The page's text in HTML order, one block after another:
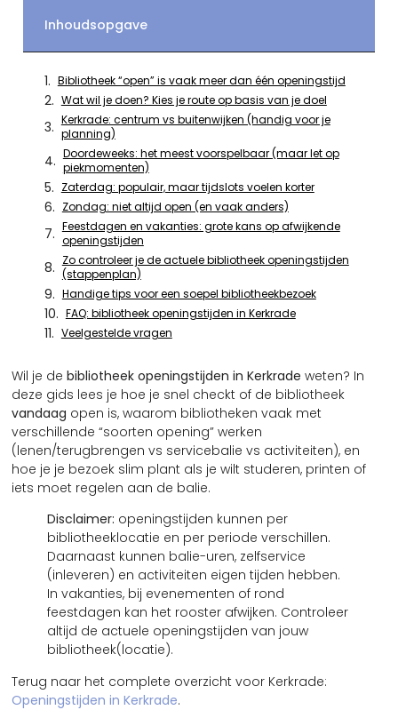
Wil je debibliotheek openingstijden in Kerkrade weten? In
deze gids lees je hoe je snel checkt of de bibliotheek
vandaag open is, waarom bibliotheken vaak met
verschillende “soorten opening” werken
(lenen/terugbrengen vs servicebalie vs activiteiten), en
hoe je je bezoek slim plant als je wilt studeren, printen of
iets moet regelen aan de balie.
Disclaimer: openingstijden kunnen per
bibliotheeklocatie en per periode verschillen.
Daarnaast kunnen balie-uren, zelfservice
(inleveren) en activiteiten eigen tijden hebben.
In vakanties, bij evenementen of rond
feestdagen kan het rooster afwijken. Controleer
altijd de actuele openingstijden van jouw
bibliotheek(locatie).
Terug naar het complete overzicht voor Kerkrade:
Openingstijden in Kerkrade.
Inhoudsopgave
Bibliotheek “open” is vaak meer dan één openingstijd
Wat wil je doen? Kies je route op basis van je doel
Kerkrade: centrum vs buitenwijken (handig voor je
planning)
Doordeweeks: het meest voorspelbaar (maar let op
piekmomenten)
Zaterdag: populair, maar tijdslots voelen korter
Zondag: niet altijd open (en vaak anders)
Feestdagen en vakanties: grote kans op afwijkende
openingstijden
Zo controleer je de actuele bibliotheek openingstijden
(stappenplan)
Handige tips voor een soepel bibliotheekbezoek
FAQ: bibliotheek openingstijden in Kerkrade
Veelgestelde vragen